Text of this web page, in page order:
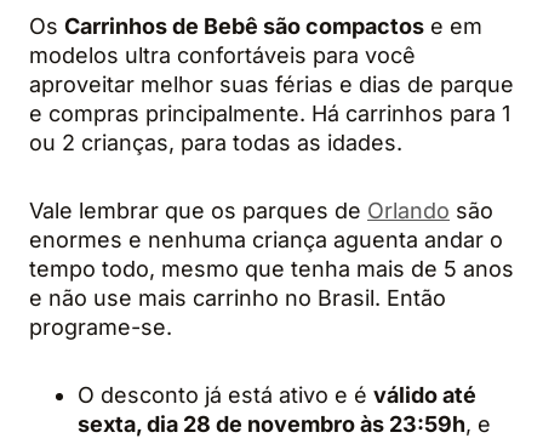
Os Carrinhos de Bebê são compactos e em
modelos ultra confortáveis para você
aproveitar melhor suas férias e dias de parque
e compras principalmente. Há carrinhos para 1
ou 2 crianças, para todas as idades.
Vale lembrar que os parques de Orlando são
enormes e nenhuma criança aguenta andar o
tempo todo, mesmo que tenha mais de 5 anos
e não use mais carrinho no Brasil. Então
programe-se.
O desconto já está ativo e é válido até
sexta, dia 28 de novembro às 23:59h, e